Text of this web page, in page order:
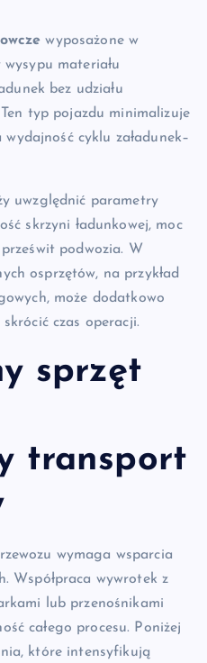
wyposażone w
materiału
bez udziału
typ pojazdu minimalizuje
cyklu załadunek–
uwzględnić parametry
skrzyni ładunkowej, moc
podwozia. W
osprzętów, na przykład
może dodatkowo
skrócić czas operacji.
sprzęt
transport
wymaga wsparcia
Współpraca wywrotek z
lub przenośnikami
całego procesu. Poniżej
które intensyfikują